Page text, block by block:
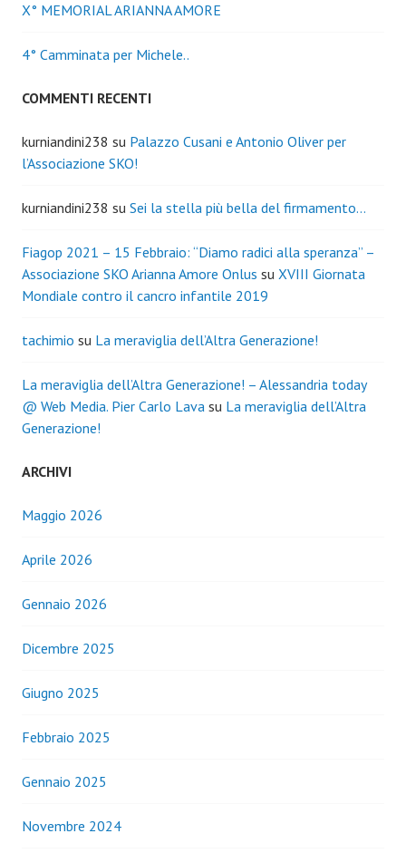
X° MEMORIAL ARIANNA AMORE
4° Camminata per Michele..
COMMENTI RECENTI
kurniandini238 su Palazzo Cusani e Antonio Oliver per
l’Associazione SKO!
kurniandini238 su Sei la stella più bella del firmamento…
Fiagop 2021 – 15 Febbraio: “Diamo radici alla speranza” –
Associazione SKO Arianna Amore Onlus su XVIII Giornata
Mondiale contro il cancro infantile 2019
tachimio su La meraviglia dell’Altra Generazione!
La meraviglia dell’Altra Generazione! – Alessandria today
@ Web Media. Pier Carlo Lava su La meraviglia dell’Altra
Generazione!
ARCHIVI
Maggio 2026
Aprile 2026
Gennaio 2026
Dicembre 2025
Giugno 2025
Febbraio 2025
Gennaio 2025
Novembre 2024